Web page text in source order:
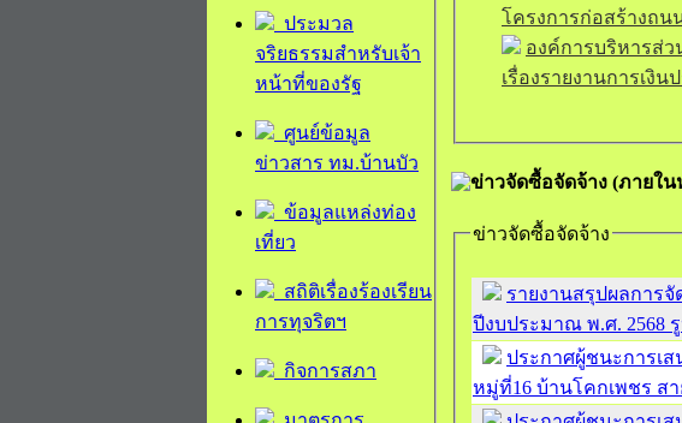
ประมวล
จริยธรรมสำหรับเจ้า
หน้าที่ของรัฐ
ศูนย์ข้อมูล
ข่าวสาร ทม.บ้านบัว
ข้อมูลแหล่งท่อง
เที่ยว
สถิติเรื่องร้องเรียน
การทุจริตฯ
กิจการสภา
โครงการก่อสร้างถน
องค์การบริหารส่
เรื่องรายงานการเงิน
ข่าวจัดซื้อจัดจ้าง (ภายใ
ข่าวจัดซื้อจัดจ้าง
รายงานสรุปผลการ
ปีงบประมาณ พ.ศ. 2568
ประกาศผู้ชนะการเ
หมู่ที่16 บ้านโคกเพชร ส